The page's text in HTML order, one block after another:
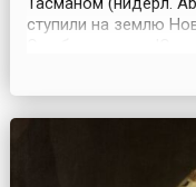
ступили на землю